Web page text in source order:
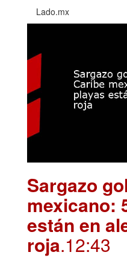
Lado.mx
Sargazo
mexicano:
están en
roja.12:43